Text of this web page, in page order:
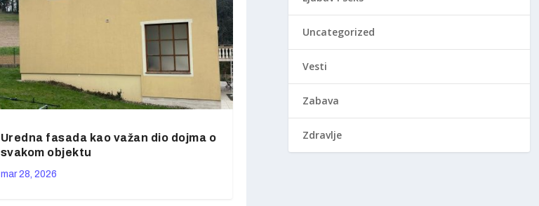
Uredna fasada kao važan dio dojma o
svakom objektu
mar 28, 2026
Uncategorized
Vesti
Zabava
Zdravlje